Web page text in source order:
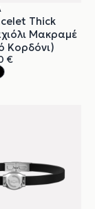
Thick
Μακραμέ
Κορδόνι)
€